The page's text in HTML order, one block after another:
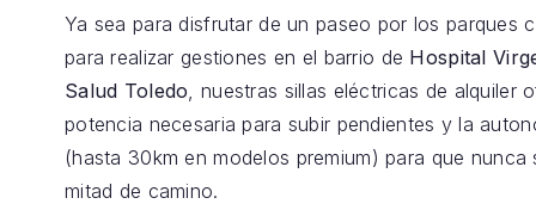
Ya sea para disfrutar de un paseo por los parques
para realizar gestiones en el barrio de Hospital
Salud Toledo , nuestras sillas eléctricas de alquiler
potencia necesaria para subir pendientes y la
(hasta 30km en modelos premium) para que nunca
mitad de camino.